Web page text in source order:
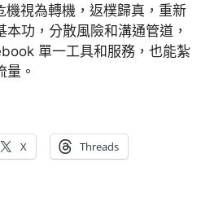
視為轉機，返樸歸真，重新
功，分散風險和溝通管道，
單一工具和服務，也能紮
量。
X Threads